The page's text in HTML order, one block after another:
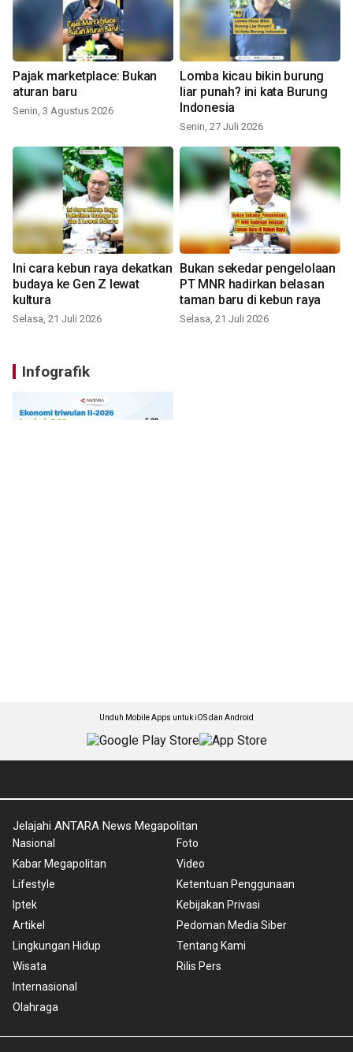
Pajak marketplace: Bukan
aturan baru
Senin, 3 Agustus 2026
Lomba kicau bikin burung
liar punah? ini kata Burung
Indonesia
Senin, 27 Juli 2026
Ini cara kebun raya dekatkan
budaya ke Gen Z lewat
kultura
Selasa, 21 Juli 2026
Bukan sekedar pengelolaan
PT MNR hadirkan belasan
taman baru di kebun raya
Selasa, 21 Juli 2026
Infografik
Unduh Mobile Apps untuk iOS dan Android
Jelajahi ANTARA News Megapolitan
Nasional
Kabar Megapolitan
Lifestyle
Iptek
Artikel
Lingkungan Hidup
Wisata
Internasional
Olahraga
Foto
Video
Ketentuan Penggunaan
Kebijakan Privasi
Pedoman Media Siber
Tentang Kami
Rilis Pers